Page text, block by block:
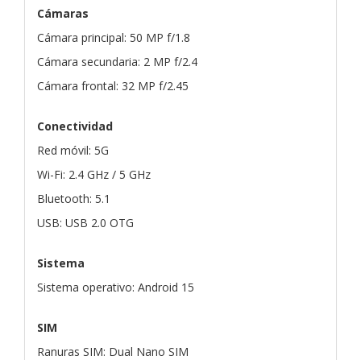
Cámaras
Cámara principal: 50 MP f/1.8
Cámara secundaria: 2 MP f/2.4
Cámara frontal: 32 MP f/2.45
Conectividad
Red móvil: 5G
Wi-Fi: 2.4 GHz / 5 GHz
Bluetooth: 5.1
USB: USB 2.0 OTG
Sistema
Sistema operativo: Android 15
SIM
Ranuras SIM: Dual Nano SIM